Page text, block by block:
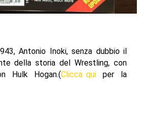
Antonio Inoki, senza dubbio il
della storia del Wrestling, con
Hulk Hogan.(Clicca qui per la